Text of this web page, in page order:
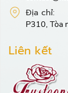
Địa chỉ:
P310, Tòa
Liên kết